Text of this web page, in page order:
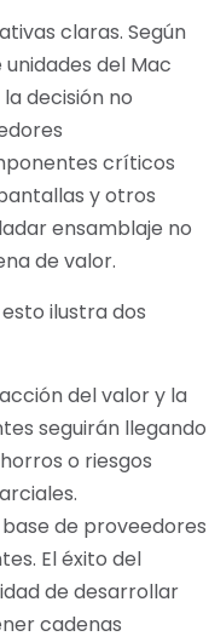
claras. Según
del Mac
decisión no
críticos
y otros
ensamblaje no
de valor.
ilustra dos
del valor y la
seguirán llegando
o riesgos
de proveedores
El éxito del
de desarrollar
cadenas